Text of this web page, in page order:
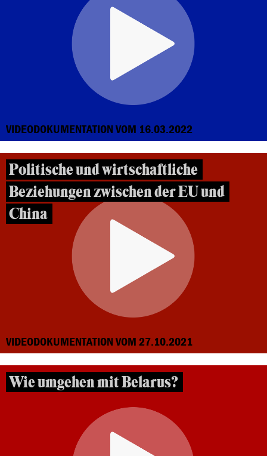
VIDEODOKUMENTATION VOM 16.03.2022
Politische und wirtschaftliche
Beziehungen zwischen der EU und
China
VIDEODOKUMENTATION VOM 27.10.2021
Wie umgehen mit Belarus?